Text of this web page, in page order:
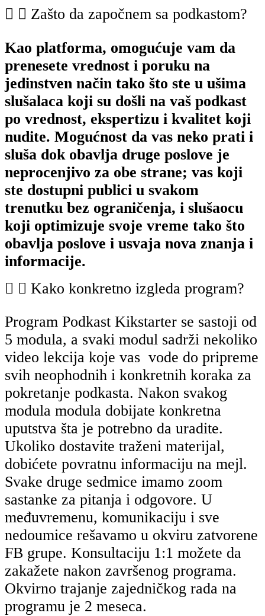
Zašto da započnem sa podkastom?
Kao platforma, omogućuje vam da
prenesete vrednost i poruku na
jedinstven način tako što ste u ušima
slušalaca koji su došli na vaš podkast
po vrednost, ekspertizu i kvalitet koji
nudite. Mogućnost da vas neko prati i
sluša dok obavlja druge poslove je
neprocenjivo za obe strane; vas koji
ste dostupni publici u svakom
trenutku bez ograničenja, i slušaocu
koji optimizuje svoje vreme tako što
obavlja poslove i usvaja nova znanja i
informacije.
Kako konkretno izgleda program?
Program Podkast Kikstarter se sastoji od
5 modula, a svaki modul sadrži nekoliko
video lekcija koje vas vode do pripreme
svih neophodnih i konkretnih koraka za
pokretanje podkasta. Nakon svakog
modula modula dobijate konkretna
uputstva šta je potrebno da uradite.
Ukoliko dostavite traženi materijal,
dobićete povratnu informaciju na mejl.
Svake druge sedmice imamo zoom
sastanke za pitanja i odgovore. U
međuvremenu, komunikaciju i sve
nedoumice rešavamo u okviru zatvorene
FB grupe. Konsultaciju 1:1 možete da
zakažete nakon završenog programa.
Okvirno trajanje zajedničkog rada na
programu je 2 meseca.